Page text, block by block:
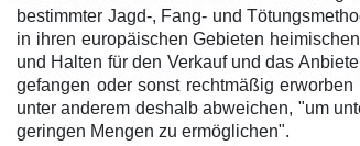
bestimmter Jagd-, Fang- und
in ihren europäischen Gebieten
und Halten für den Verkauf und das
gefangen oder sonst rechtmäßig
unter anderem deshalb abweichen, "um
geringen Mengen zu ermöglichen".